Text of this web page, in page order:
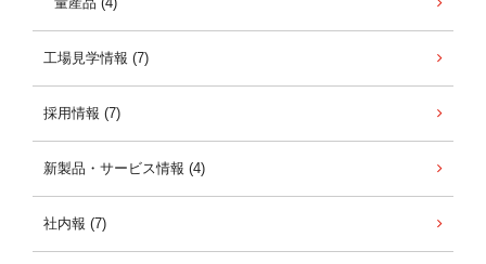
工場見学情報 (7)
採用情報 (7)
新製品・サービス情報 (4)
社内報 (7)